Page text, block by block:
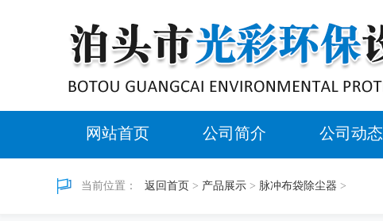
网站首页 公司简介 公司动态
当前位置： 返回首页 > 产品展示 > 脉冲布袋除尘器 >